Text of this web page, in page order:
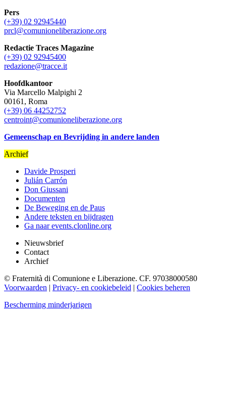
Pers
(+39) 02 92945440
prcl@comunioneliberazione.org
Redactie Traces Magazine
(+39) 02 92945400
redazione@tracce.it
Hoofdkantoor
Via Marcello Malpighi 2
00161, Roma
(+39) 06 44252752
centroint@comunioneliberazione.org
Gemeenschap en Bevrijding in andere landen
Archief
Davide Prosperi
Julián Carrón
Don Giussani
Documenten
De Beweging en de Paus
Andere teksten en bijdragen
Ga naar events.clonline.org
Nieuwsbrief
Contact
Archief
© Fraternità di Comunione e Liberazione. CF. 97038000580
Voorwaarden | Privacy- en cookiebeleid | Cookies beheren
Bescherming minderjarigen